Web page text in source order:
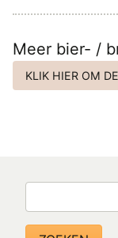
Meer bier- /
KLIK HIER OM